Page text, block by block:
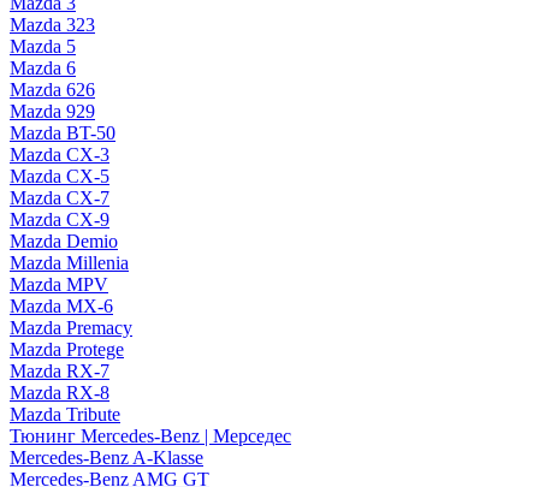
Mazda 323
Mazda 5
Mazda 6
Mazda 626
Mazda 929
Mazda BT-50
Mazda CX-3
Mazda CX-5
Mazda CX-7
Mazda CX-9
Mazda Demio
Mazda Millenia
Mazda MPV
Mazda MX-6
Mazda Premacy
Mazda Protege
Mazda RX-7
Mazda RX-8
Mazda Tribute
Тюнинг Mercedes-Benz | Мерседес
Mercedes-Benz A-Klasse
Mercedes-Benz AMG GT